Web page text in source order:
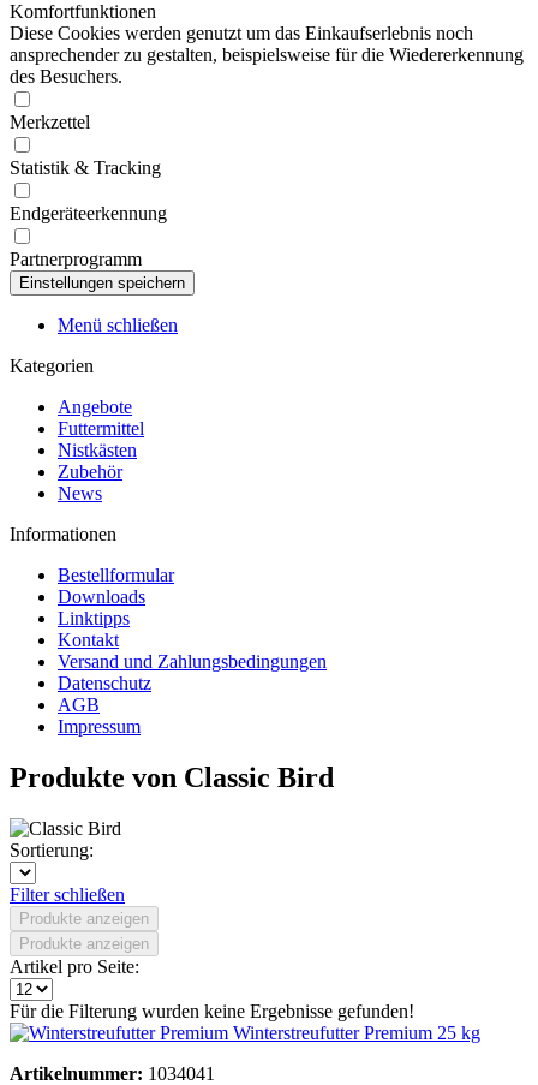
Komfortfunktionen
Diese Cookies werden genutzt um das Einkaufserlebnis noch
ansprechender zu gestalten, beispielsweise für die Wiedererkennung
des Besuchers.
Merkzettel
Statistik & Tracking
Endgeräteerkennung
Partnerprogramm
Menü schließen
Kategorien
Angebote
Futtermittel
Nistkästen
Zubehör
News
Informationen
Bestellformular
Downloads
Linktipps
Kontakt
Versand und Zahlungsbedingungen
Datenschutz
AGB
Impressum
Produkte von Classic Bird
Sortierung:
Filter schließen
Produkte anzeigen
Produkte anzeigen
Artikel pro Seite:
Für die Filterung wurden keine Ergebnisse gefunden!
Winterstreufutter Premium 25 kg
Artikelnummer: 1034041